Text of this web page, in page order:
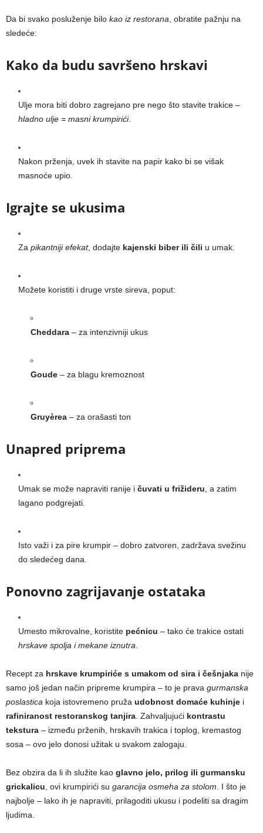
Da bi svako posluženje bilo kao iz restorana , obratite pažnju na
sledeće:
Kako da budu savršeno hrskavi
Ulje mora biti dobro zagrejano pre nego što stavite trakice –
hladno ulje = masni krumpirići.
Nakon prženja, uvek ih stavite na papir kako bi se višak
masnoće upio.
Igrajte se ukusima
Za pikantniji efekat, dodajte kajenski biber ili čili u umak.
Možete koristiti i druge vrste sireva, poput:
Cheddara – za intenzivniji ukus
Goude – za blagu kremoznost
Gruyèrea – za orašasti ton
Unapred priprema
Umak se može napraviti ranije i čuvati u frižideru , a zatim
lagano podgrejati.
Isto važi i za pire krumpir – dobro zatvoren, zadržava svežinu
do sledećeg dana.
Ponovno zagrijavanje ostataka
Umesto mikrovalne, koristite pećnicu – tako će trakice ostati
hrskave spolja i mekane iznutra
Recept za hrskave krumpiriće s umakom od sira i češnjaka nije
samo još jedan način pripreme krumpira – to je prava gurmanska
poslastica koja istovremeno pruža udobnost domaće kuhinje i
rafiniranost restoranskog tanjira . Zahvaljujući kontrastu
tekstura – između prženih, hrskavih trakica i toplog, kremastog
sosa – ovo jelo donosi užitak u svakom zalogaju.
Bez obzira da li ih služite kao glavno jelo, prilog ili gurmansku
grickalicu , ovi krumpirići su garancija osmeha za stolom . I što je
najbolje – lako ih je napraviti, prilagoditi ukusu i podeliti sa dragim
ljudima.